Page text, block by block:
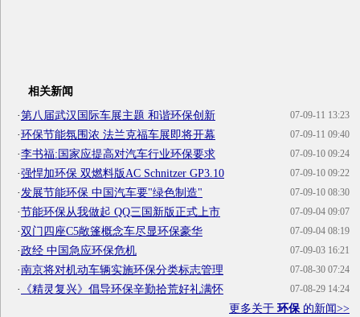
相关新闻
07-09-11 13:23
·第八届武汉国际车展主题 和谐环保创新
07-09-11 09:40
·环保节能氛围浓 法兰克福车展即将开幕
07-09-10 09:24
·李书福:国家应提高对汽车行业环保要求
07-09-10 09:22
·强悍加环保 双燃料版AC Schnitzer GP3.10
07-09-10 08:30
·发展节能环保 中国汽车要"绿色制造"
07-09-04 09:07
·节能环保从我做起 QQ三国新版正式上市
07-09-04 08:19
·双门四座C5敞篷概念车尽显环保豪华
07-09-03 16:21
·政经 中国急应环保危机
07-08-30 07:24
·南京将对机动车辆实施环保分类标志管理
07-08-29 14:24
·
《精灵复兴》倡导环保辛勤拾荒好礼满怀
更多关于 环保 的新闻>>